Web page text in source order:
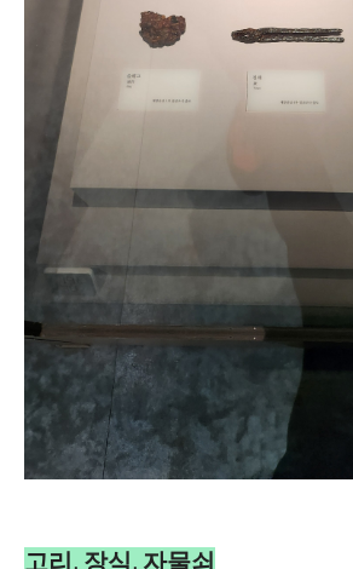
고리, 장식, 자물쇠